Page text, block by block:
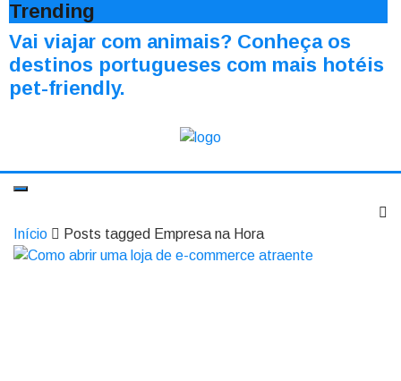
Trending
Vai viajar com animais? Conheça os
destinos portugueses com mais hotéis
pet-friendly.
Início Posts tagged Empresa na Hora